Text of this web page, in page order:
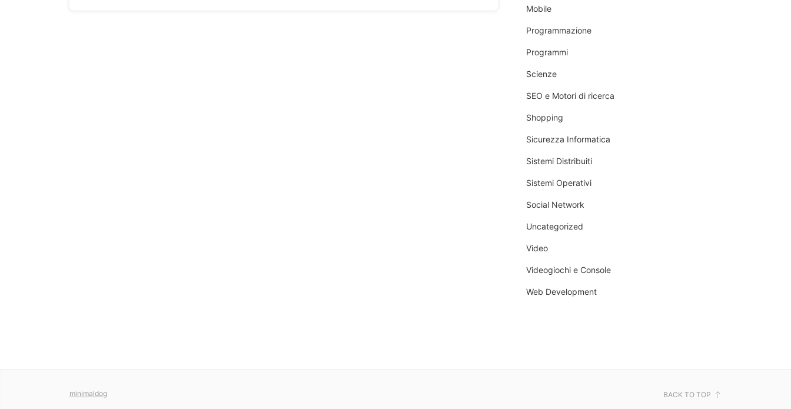
Mobile
Programmazione
Programmi
Scienze
SEO e Motori di ricerca
Shopping
Sicurezza Informatica
Sistemi Distribuiti
Sistemi Operativi
Social Network
Uncategorized
Video
Videogiochi e Console
Web Development
minimaldog BACK TO TOP